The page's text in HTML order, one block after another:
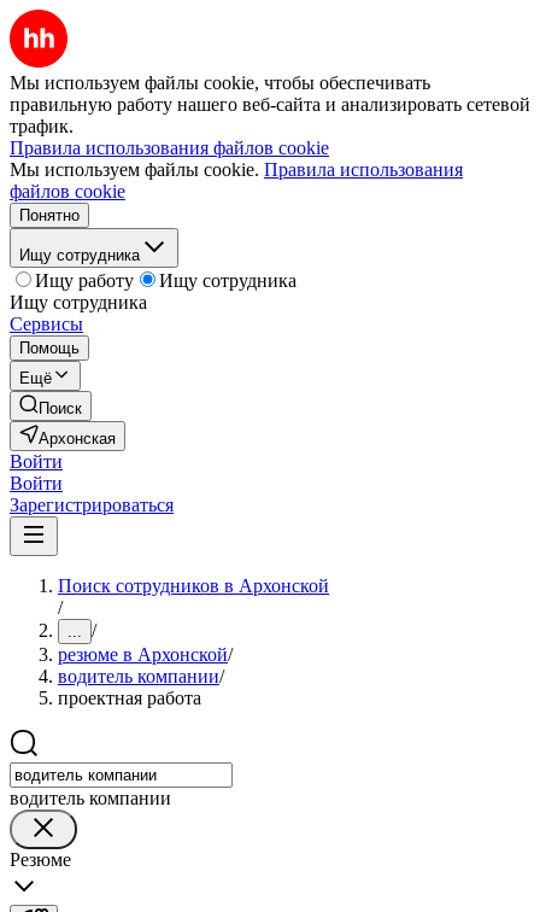
Мы используем файлы cookie, чтобы обеспечивать
правильную работу нашего веб-сайта и анализировать сетевой
трафик.
Правила использования файлов cookie
Мы используем файлы cookie. Правила использования
файлов cookie
Понятно
Ищу сотрудника
Ищу работу
Ищу сотрудника
Ищу сотрудника
Сервисы
Помощь
Ещё
Поиск
Архонская
Войти
Войти
Зарегистрироваться
Поиск сотрудников в Архонской
/
... /
резюме в Архонской/
водитель компании/
проектная работа
водитель компании
Резюме